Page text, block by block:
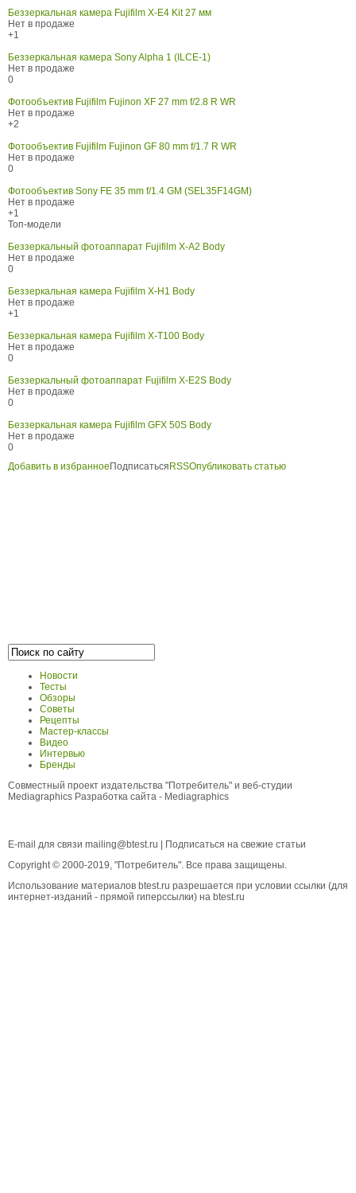
Беззеркальная камера Fujifilm X-E4 Kit 27 мм
Нет в продаже
+1
Беззеркальная камера Sony Alpha 1 (ILCE-1)
Нет в продаже
0
Фотообъектив Fujifilm Fujinon XF 27 mm f/2.8 R WR
Нет в продаже
+2
Фотообъектив Fujifilm Fujinon GF 80 mm f/1.7 R WR
Нет в продаже
0
Фотообъектив Sony FE 35 mm f/1.4 GM (SEL35F14GM)
Нет в продаже
+1
Топ-модели
Беззеркальный фотоаппарат Fujifilm X-A2 Body
Нет в продаже
0
Беззеркальная камера Fujifilm X-H1 Body
Нет в продаже
+1
Беззеркальная камера Fujifilm X-T100 Body
Нет в продаже
0
Беззеркальный фотоаппарат Fujifilm X-E2S Body
Нет в продаже
0
Беззеркальная камера Fujifilm GFX 50S Body
Нет в продаже
0
Добавить в избранное Подписаться RSSОпубликовать статью
Новости
Тесты
Обзоры
Советы
Рецепты
Мастер-классы
Видео
Интервью
Бренды
Совместный проект издательства "Потребитель" и веб-студии
Mediagraphics Разработка сайта - Mediagraphics
E-mail для связи mailing@btest.ru
Подписаться на свежие статьи
Copyright © 2000-2019, "Потребитель". Все права защищены.
Использование материалов btest.ru разрешается при условии ссылки (для
интернет-изданий - прямой гиперссылки) на btest.ru